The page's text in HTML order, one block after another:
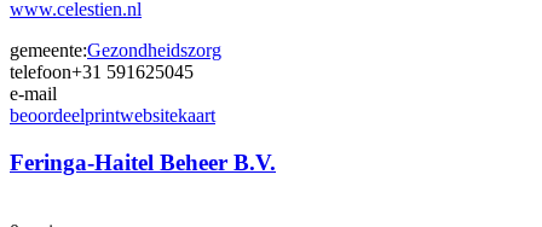
www.celestien.nl
gemeente:Gezondheidszorg
telefoon+31 591625045
e-mail
beoordeelprintwebsitekaart
Feringa-Haitel Beheer B.V.